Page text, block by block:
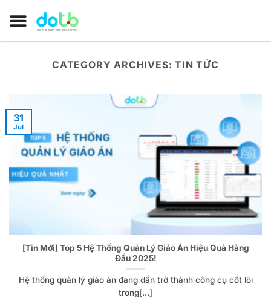
CATEGORY ARCHIVES:TIN TỨC
[Tin Mới] Top 5 Hệ Thống Quản Lý Giáo Án Hiệu Quả Hàng
Đầu 2025!
Hệ thống quản lý giáo án đang dần trở thành công cụ cốt lõi
trong[...]
31
Jul